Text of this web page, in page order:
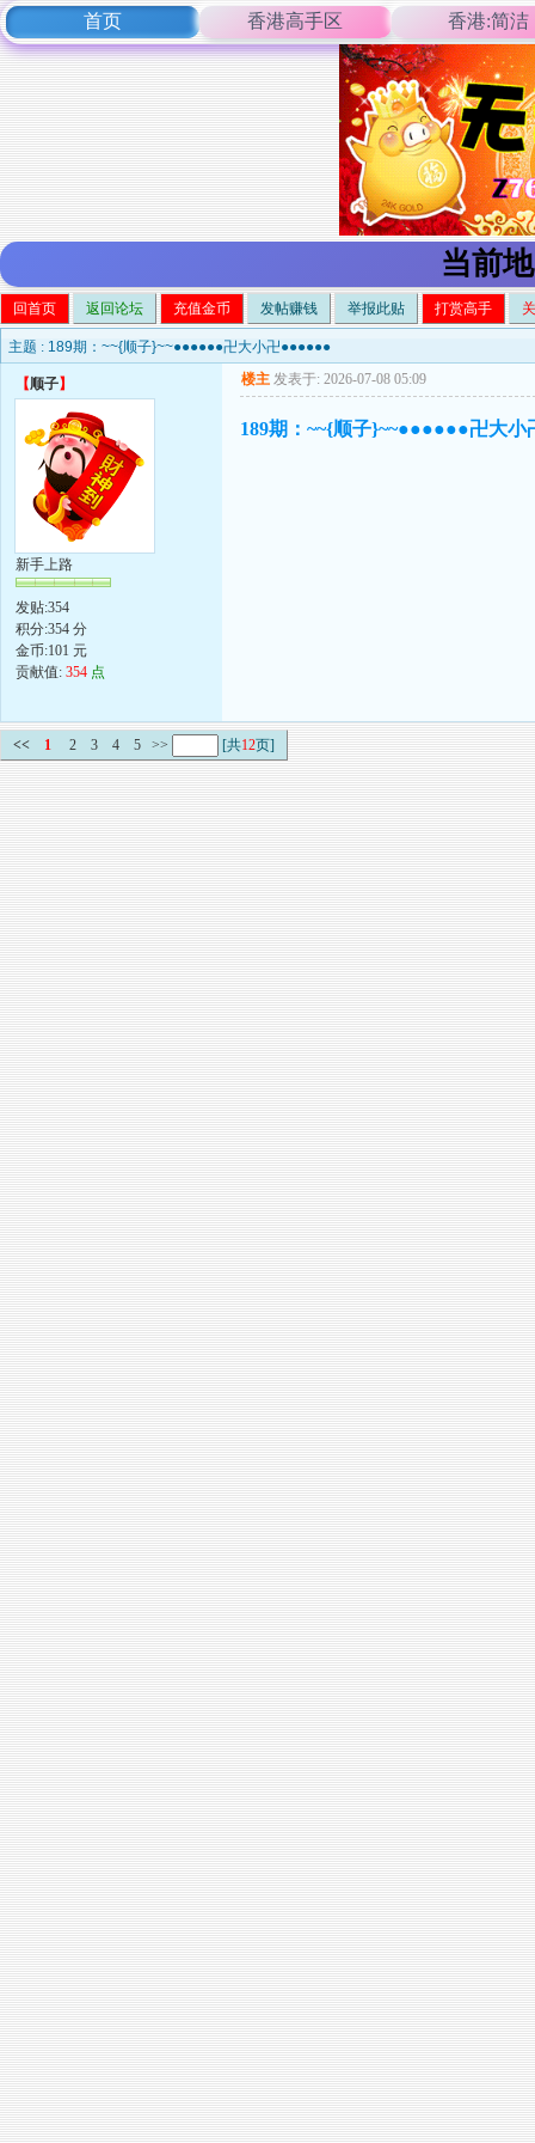
首页 香港高手区 香港:简洁
当前
回首页 返回论坛 充值金币 发帖赚钱 举报此贴 打赏高手
主题 : 189期：~~{顺子}~~●●●●●●卍大小卍●●●●●●
【顺子】
新手上路
发贴:354
积分:354 分
金币:101 元
贡献值: 354 点
楼主 发表于: 2026-07-08 05:09
189期：~~{顺子}~~●●●●●●卍大
<< 1 2 3 4 5 >> [共12页]